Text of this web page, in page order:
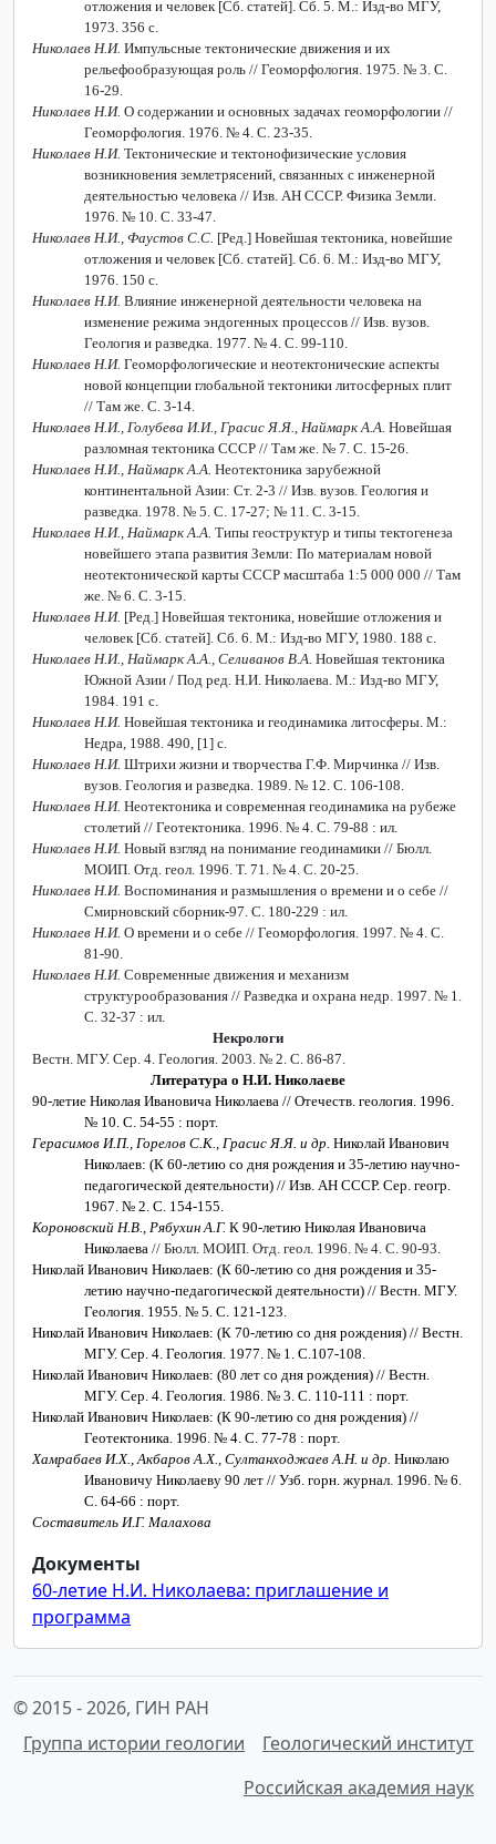
отложения и человек [Сб. статей]. Сб. 5. М.: Изд-во МГУ,
1973. 356 с.
Николаев Н.И. Импульсные тектонические движения и их
рельефообразующая роль // Геоморфология. 1975. № 3. С.
16-29.
Николаев Н.И. О содержании и основных задачах геоморфологии //
Геоморфология. 1976. № 4. С. 23-35.
Николаев Н.И. Тектонические и тектонофизические условия
возникновения землетрясений, связанных с инженерной
деятельностью человека // Изв. АН СССР. Физика Земли.
1976. № 10. С. 33-47.
Николаев Н.И., Фаустов С.С. [Ред.] Новейшая тектоника, новейшие
отложения и человек [Сб. статей]. Сб. 6. М.: Изд-во МГУ,
1976. 150 с.
Николаев Н.И. Влияние инженерной деятельности человека на
изменение режима эндогенных процессов // Изв. вузов.
Геология и разведка. 1977. № 4. С. 99-110.
Николаев Н.И. Геоморфологические и неотектонические аспекты
новой концепции глобальной тектоники литосферных плит
// Там же. С. 3-14.
Николаев Н.И., Голубева И.И., Грасис Я.Я., Наймарк А.А. Новейшая
разломная тектоника СССР // Там же. № 7. С. 15-26.
Николаев Н.И., Наймарк А.А. Неотектоника зарубежной
континентальной Азии: Ст. 2-3 // Изв. вузов. Геология и
разведка. 1978. № 5. С. 17-27; № 11. С. 3-15.
Николаев Н.И., Наймарк А.А. Типы геоструктур и типы тектогенеза
новейшего этапа развития Земли: По материалам новой
неотектонической карты СССР масштаба 1:5 000 000 // Там
же. № 6. С. 3-15.
Николаев Н.И. [Ред.] Новейшая тектоника, новейшие отложения и
человек [Сб. статей]. Сб. 6. М.: Изд-во МГУ, 1980. 188 с.
Николаев Н.И., Наймарк А.А., Селиванов В.А. Новейшая тектоника
Южной Азии / Под ред. Н.И. Николаева. М.: Изд-во МГУ,
1984. 191 с.
Николаев Н.И. Новейшая тектоника и геодинамика литосферы. М.:
Недра, 1988. 490, [1] с.
Николаев Н.И. Штрихи жизни и творчества Г.Ф. Мирчинка // Изв.
вузов. Геология и разведка. 1989. № 12. С. 106-108.
Николаев Н.И. Неотектоника и современная геодинамика на рубеже
столетий // Геотектоника. 1996. № 4. С. 79-88 : ил.
Николаев Н.И. Новый взгляд на понимание геодинамики // Бюлл.
МОИП. Отд. геол. 1996. Т. 71. № 4. С. 20-25.
Николаев Н.И. Воспоминания и размышления о времени и о себе //
Смирновский сборник-97. С. 180-229 : ил.
Николаев Н.И. О времени и о себе // Геоморфология. 1997. № 4. С.
81-90.
Николаев Н.И. Современные движения и механизм
структурообразования // Разведка и охрана недр. 1997. № 1.
С. 32-37 : ил.
Некрологи
Вестн. МГУ. Сер. 4. Геология. 2003. № 2. С. 86-87.
Литература о Н.И. Николаеве
90-летие Николая Ивановича Николаева // Отечеств. геология. 1996.
№ 10. С. 54-55 : порт.
Герасимов И.П., Горелов С.К., Грасис Я.Я. и др. Николай Иванович
Николаев: (К 60-летию со дня рождения и 35-летию научно-
педагогической деятельности) // Изв. АН СССР. Сер. геогр.
1967. № 2. С. 154-155.
Короновский Н.В., Рябухин А.Г. К 90-летию Николая Ивановича
Николаева// Бюлл. МОИП. Отд. геол. 1996. № 4. С. 90-93.
Николай Иванович Николаев: (К 60-летию со дня рождения и 35-
летию научно-педагогической деятельности) // Вестн. МГУ.
Геология. 1955. № 5. С. 121-123.
Николай Иванович Николаев: (К 70-летию со дня рождения) // Вестн.
МГУ. Сер. 4. Геология. 1977. № 1. С.107-108.
Николай Иванович Николаев: (80 лет со дня рождения) // Вестн.
МГУ. Сер. 4. Геология. 1986. № 3. С. 110-111 : порт.
Николай Иванович Николаев: (К 90-летию со дня рождения) //
Геотектоника. 1996. № 4. С. 77-78 : порт.
Хамрабаев И.Х., Акбаров А.Х., Султанходжаев А.Н. и др. Николаю
Ивановичу Николаеву 90 лет // Узб. горн. журнал. 1996. № 6.
С. 64-66 : порт.
Составитель И.Г. Малахова
Документы
60-летие Н.И. Николаева: приглашение и
программа
© 2015 -2026, ГИН РАН
Группа истории геологии
Геологический институт
Российская академия наук